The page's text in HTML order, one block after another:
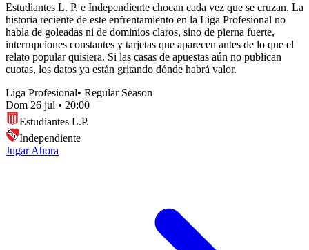
Estudiantes L. P. e Independiente chocan cada vez que se cruzan. La
historia reciente de este enfrentamiento en la Liga Profesional no
habla de goleadas ni de dominios claros, sino de pierna fuerte,
interrupciones constantes y tarjetas que aparecen antes de lo que el
relato popular quisiera. Si las casas de apuestas aún no publican
cuotas, los datos ya están gritando dónde habrá valor.
Liga Profesional• Regular Season
Dom 26 jul • 20:00
Estudiantes L.P.
Independiente
Jugar Ahora